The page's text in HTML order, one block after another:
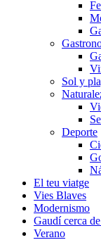
Sol y
Deporte
El teu viatge
Vies Blaves
Modernismo
Gaudí cerca
Verano